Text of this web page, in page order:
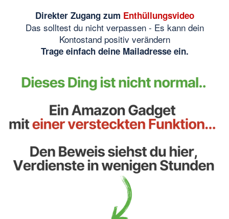
Direkter Zugang zum Enthüllungsvideo
Das solltest du nicht verpassen - Es kann dein
Kontostand positiv verändern
Trage einfach deine Mailadresse ein.